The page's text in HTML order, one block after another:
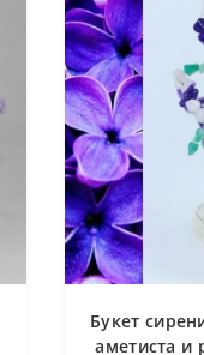
Букет
аметиста и